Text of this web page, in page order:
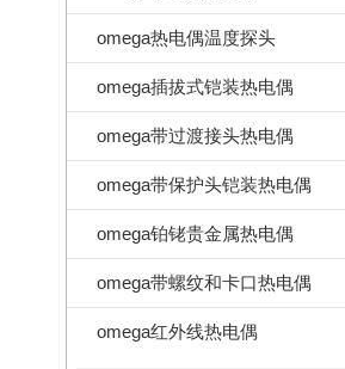
omega热电偶温度探头
omega插拔式铠装热电偶
omega带过渡接头热电偶
omega带保护头铠装热电偶
omega铂铑贵金属热电偶
omega带螺纹和卡口热电偶
omega红外线热电偶